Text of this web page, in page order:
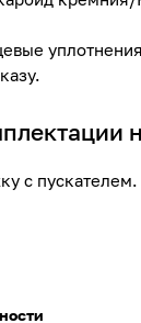
уплотнения
с